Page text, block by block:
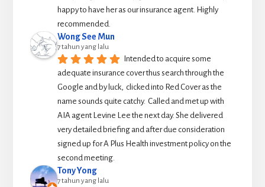
happy to have her as our insurance agent. Highly
recommended.
Wong See Mun
7 tahun yang lalu
Intended to acquire some
adequate insurance cover thus search through the
Google and by luck,  clicked into Red Cover as the
name sounds quite catchy.  Called and met up with
AIA agent Levine Lee the next day. She delivered
very detailed briefing and after due consideration
signed up for A Plus Health investment policy on the
second meeting.
Tony Yong
7 tahun yang lalu